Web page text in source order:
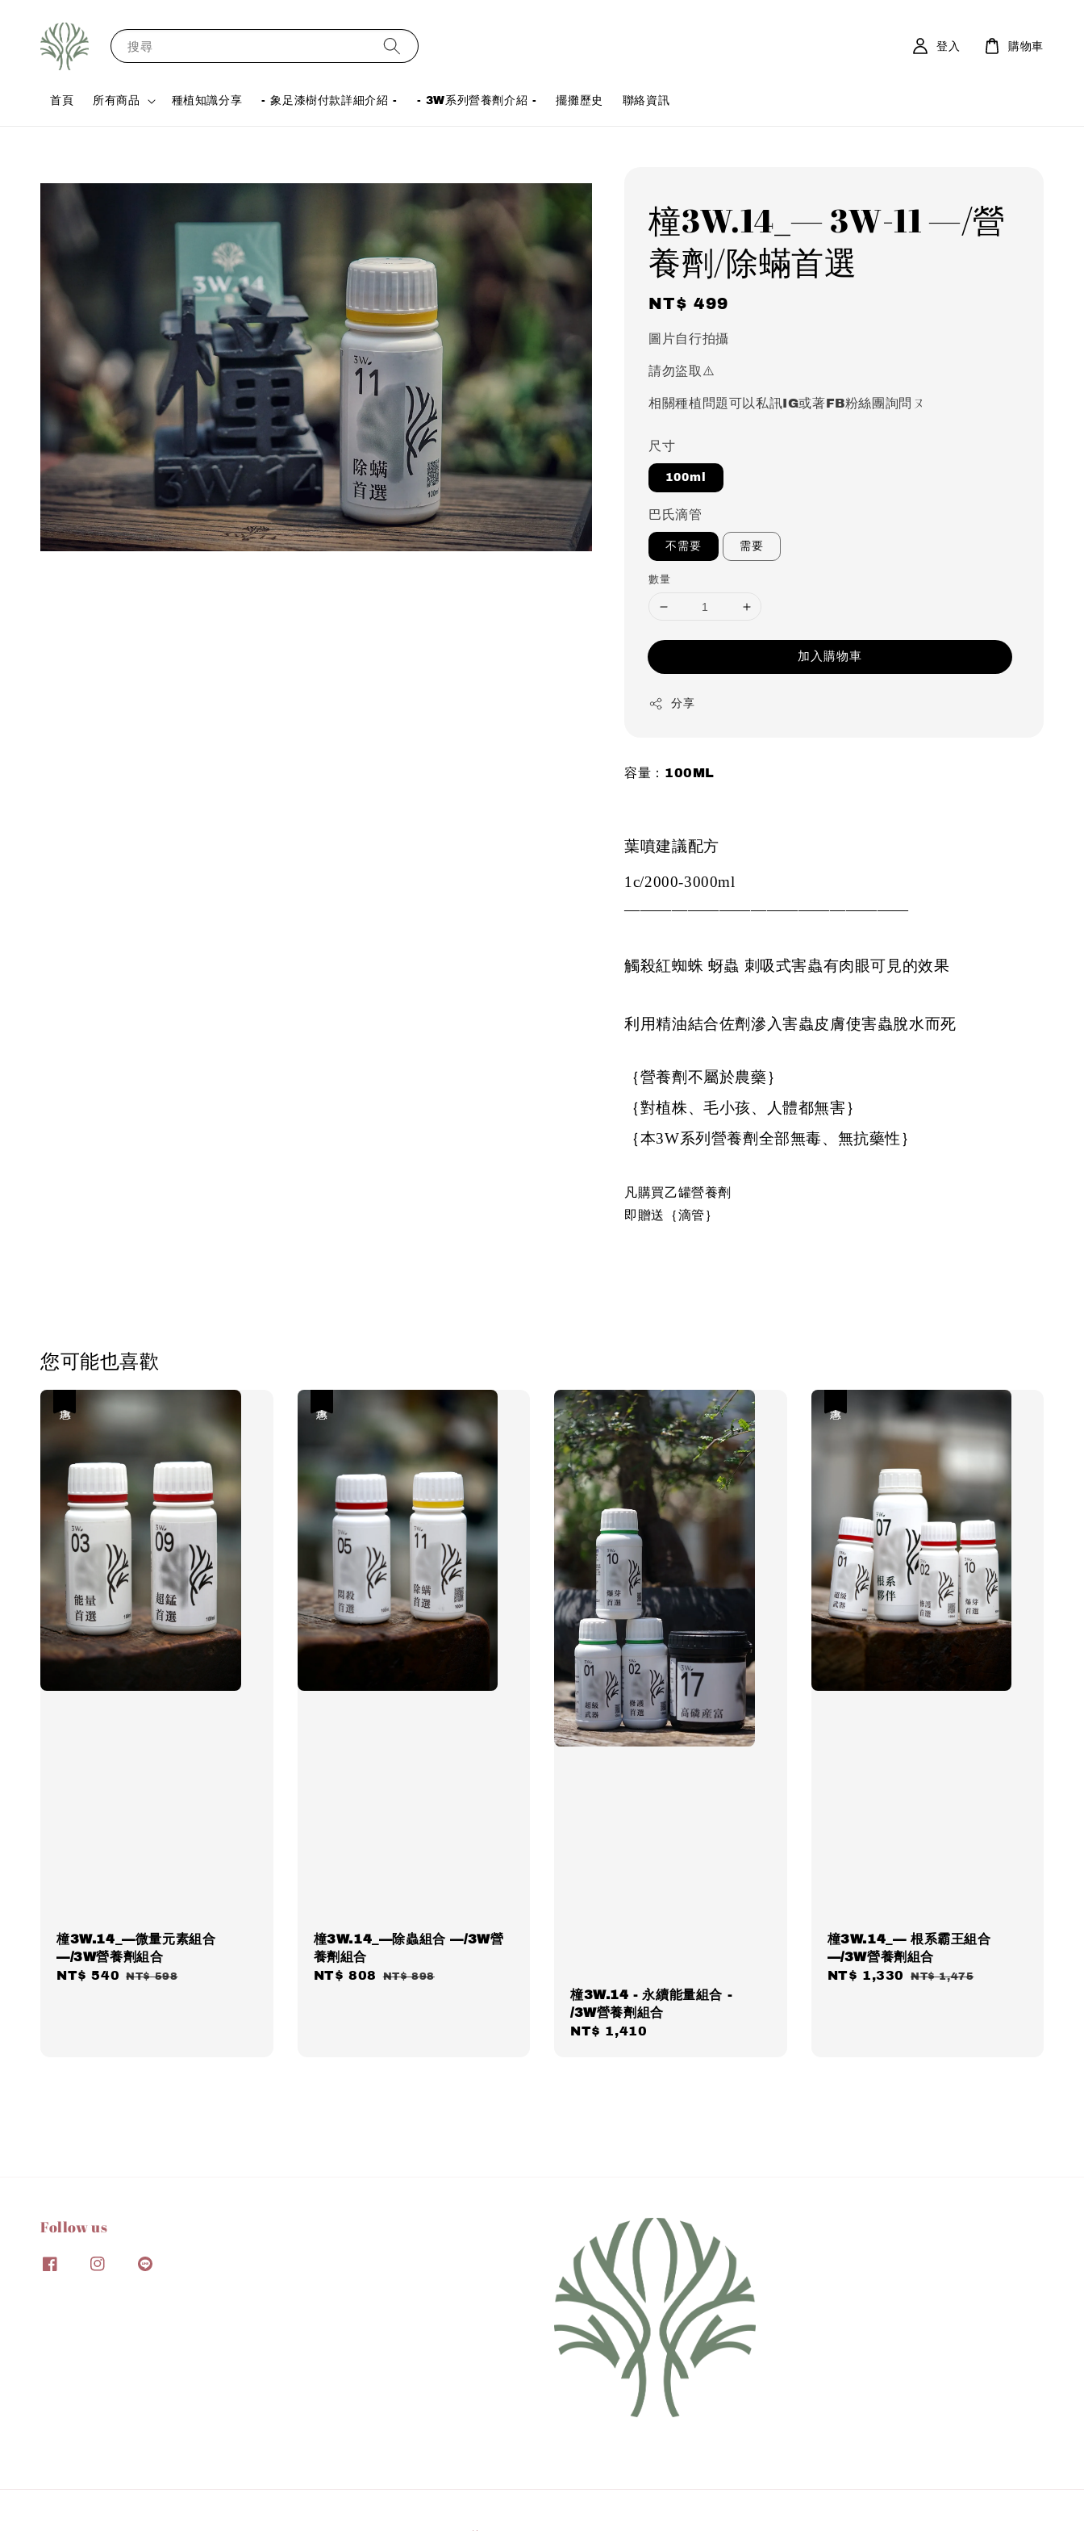
搜尋
首頁 所有商品 種植知識分享 - 象足漆樹付款詳細介紹 - - 3W系列營養劑介紹 - 擺攤歷史 聯絡資訊
登入 購物車
橦3W.14_— 3W-11 —/營
養劑/除蟎首選
Regular
NT$ 499
圖片自行拍攝
請勿盜取⚠️
相關種植問題可以私訊IG或著FB粉絲團詢問ㄡ
尺寸
100ml
巴氏滴管
不需要 需要
數量
加入購物車
分享
容量：100ML
葉噴建議配方
1c/2000-3000ml
——————————————————
觸殺紅蜘蛛 蚜蟲 刺吸式害蟲有肉眼可見的效果
利用精油結合佐劑滲入害蟲皮膚使害蟲脫水而死
｛營養劑不屬於農藥｝
｛對植株、毛小孩、人體都無害｝
｛本3W系列營養劑全部無毒、無抗藥性｝
凡購買乙罐營養劑
即贈送｛滴管｝
您可能也喜歡
橦3W.14_—微量元素組合
—/3W營養劑組合
Sale
NT$ 540 Regular
NT$ 598
橦3W.14_—除蟲組合 —/3W營
養劑組合
Sale
NT$ 808 Regular
NT$ 898
橦3W.14 - 永續能量組合 -
/3W營養劑組合
Regular
NT$ 1,410
橦3W.14_— 根系霸王組合
—/3W營養劑組合
Sale
NT$ 1,330 Regular
NT$ 1,475
Follow us